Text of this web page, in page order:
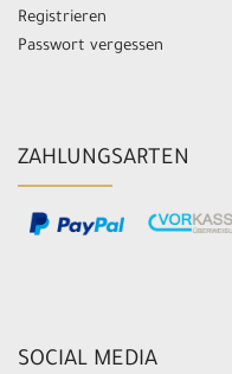
Registrieren
Passwort vergessen
ZAHLUNGSARTEN
SOCIAL MEDIA